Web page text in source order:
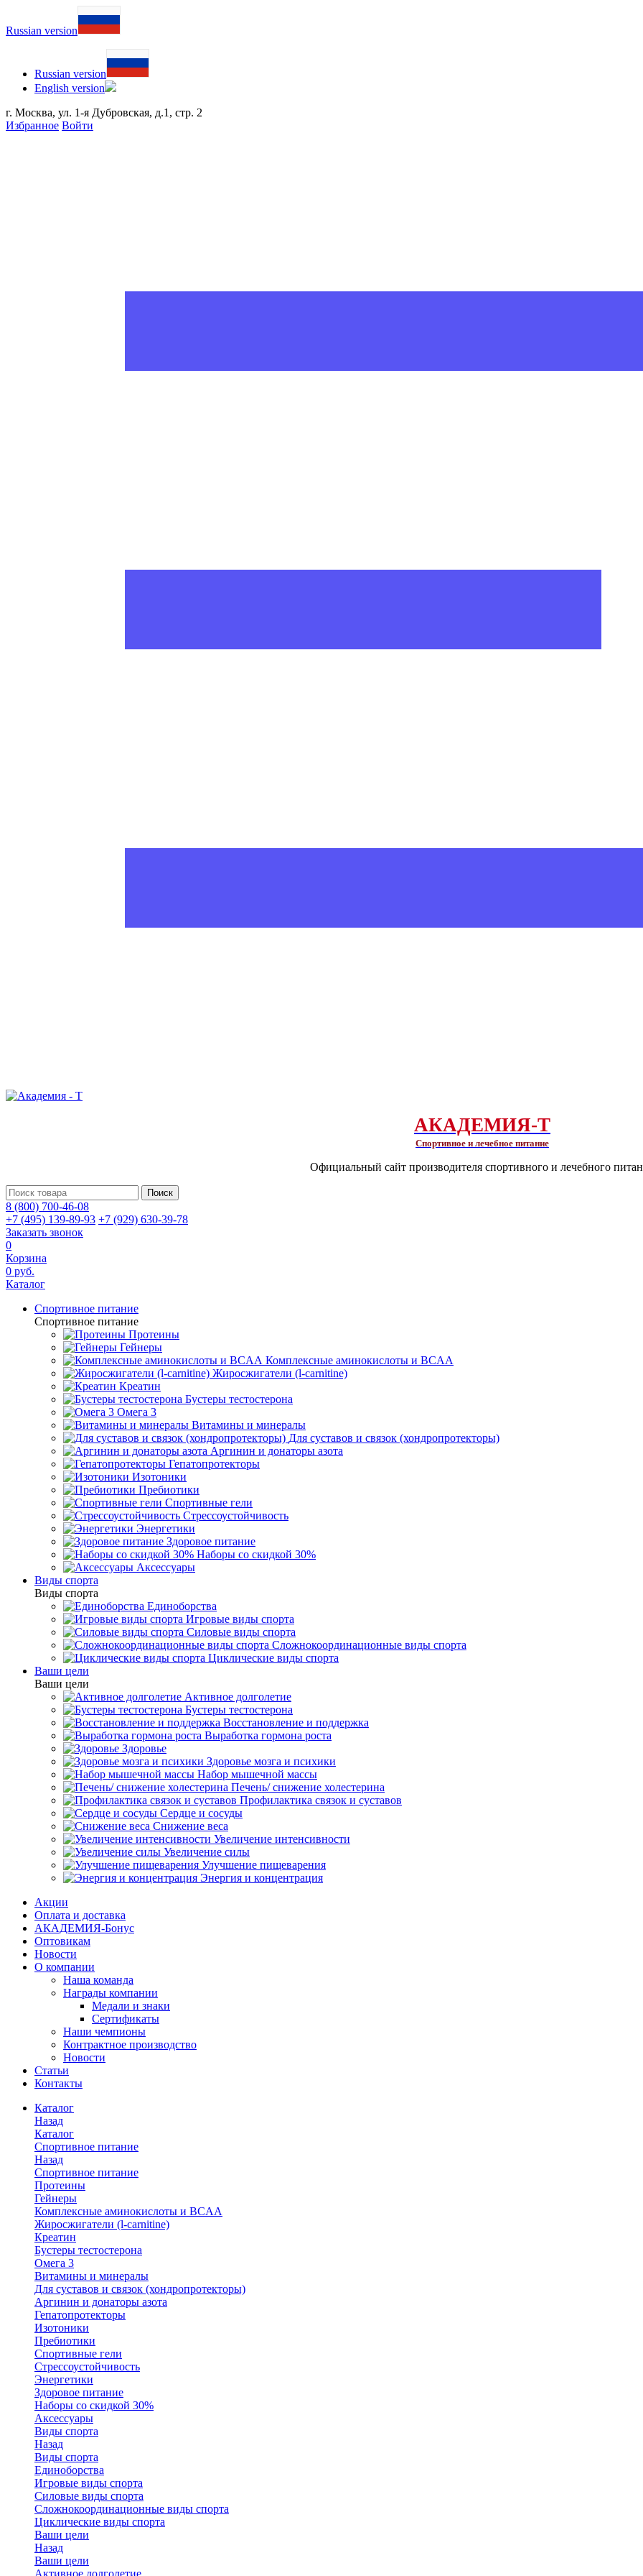
Russian version
Russian version
English version
г. Москва, ул. 1-я Дубровская, д.1, стр. 2
Избранное Войти
АКАДЕМИЯ-Т
Спортивное и лечебное питание
Официальный сайт производителя спортивного и лечебного
Поиск
8 (800) 700-46-08
+7 (495) 139-89-93 +7 (929) 630-39-78
Заказать звонок
0
Корзина
0 руб.
Каталог
Спортивное питание
Спортивное питание
Протеины
Гейнеры
Комплексные аминокислоты и BCAA
Жиросжигатели (l-carnitine)
Креатин
Бустеры тестостерона
Омега 3
Витамины и минералы
Для суставов и связок (хондропротекторы)
Аргинин и донаторы азота
Гепатопротекторы
Изотоники
Пребиотики
Спортивные гели
Стрессоустойчивость
Энергетики
Здоровое питание
Наборы со скидкой 30%
Аксессуары
Виды спорта
Виды спорта
Единоборства
Игровые виды спорта
Силовые виды спорта
Сложнокоординационные виды спорта
Циклические виды спорта
Ваши цели
Ваши цели
Активное долголетие
Бустеры тестостерона
Восстановление и поддержка
Выработка гормона роста
Здоровье
Здоровье мозга и психики
Набор мышечной массы
Печень/ снижение холестерина
Профилактика связок и суставов
Сердце и сосуды
Снижение веса
Увеличение интенсивности
Увеличение силы
Улучшение пищеварения
Энергия и концентрация
Акции
Оплата и доставка
АКАДЕМИЯ-Бонус
Оптовикам
Новости
О компании
Наша команда
Награды компании
Медали и знаки
Сертификаты
Наши чемпионы
Контрактное производство
Новости
Статьи
Контакты
Каталог
Назад
Каталог
Спортивное питание
Назад
Спортивное питание
Протеины
Гейнеры
Комплексные аминокислоты и BCAA
Жиросжигатели (l-carnitine)
Креатин
Бустеры тестостерона
Омега 3
Витамины и минералы
Для суставов и связок (хондропротекторы)
Аргинин и донаторы азота
Гепатопротекторы
Изотоники
Пребиотики
Спортивные гели
Стрессоустойчивость
Энергетики
Здоровое питание
Наборы со скидкой 30%
Аксессуары
Виды спорта
Назад
Виды спорта
Единоборства
Игровые виды спорта
Силовые виды спорта
Сложнокоординационные виды спорта
Циклические виды спорта
Ваши цели
Назад
Ваши цели
Активное долголетие